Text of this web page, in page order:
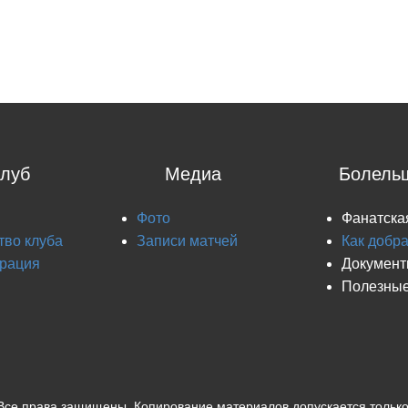
клуба
Медиа
Фото
Записи матчей
Как